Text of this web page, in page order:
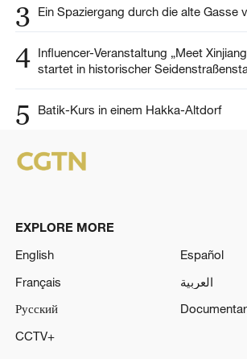
3 Ein Spaziergang durch die alte Gasse
4 Influencer-Veranstaltung „Meet
startet in historischer
5 Batik-Kurs in einem Hakka-Altdorf
EXPLORE MORE
English
Español
Français
العربية
Русский
CCTV+